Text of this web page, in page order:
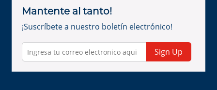
Mantente al tanto!
¡Suscríbete a nuestro boletín electrónico!
Sign Up